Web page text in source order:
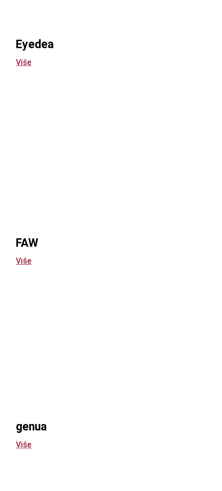
Eyedea
Više
FAW
Više
genua
Više